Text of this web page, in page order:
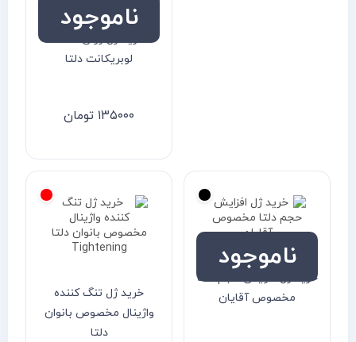
ناموجود
خرید ژل روان کننده
لوبریکانت دلتا
۱۳۵۰۰۰ تومان
ناموجود
خرید ژل افزایش حجم دلتا
مخصوص آقایان
خرید ژل تنگ کننده
واژینال مخصوص بانوان
دلتا